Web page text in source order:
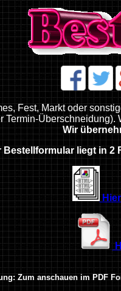
Fest, Markt oder
Termin-
Wir
Bestellformular liegt in 2
Zum anschauen im PDF